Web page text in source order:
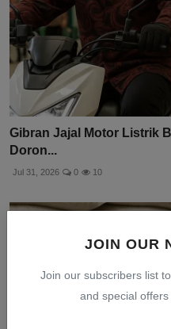
JOIN OUR
Join our subscribers list
and special
Gibran Jajal Motor Listrik
Doron...
Jul 31, 2026 0 10